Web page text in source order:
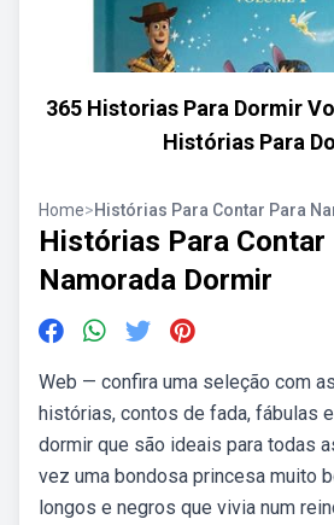
365 Historias Para Dormir
Histórias Para
Home>Histórias Para Contar Para
Histórias Para Contar
Namorada Dormir
Web — confira uma seleção com
histórias, contos de fada, fábulas
dormir que são ideais para todas
vez uma bondosa princesa muito
longos e negros que vivia num